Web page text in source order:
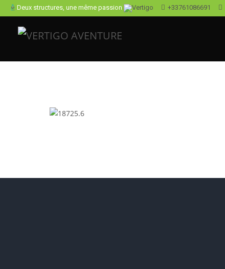
Deux structures, une même passion +33761086691